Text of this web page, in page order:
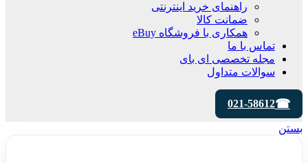
راهنمای خرید اینترنتی
ضمانت کالا
همکاری با فروشگاه eBuy
تماس با ما
مجله تخصصی ای‌ بای
سوالات متداول
021-58612
بستن